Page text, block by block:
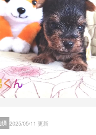
きません。
患（パルボ・ジステンバー
な先天性の異常が見つかった
。獣医師にかかる前にまず
済 2025/05/11 更新